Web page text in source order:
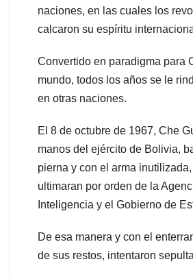
naciones, en las cuales los
calcaron su espíritu
Convertido en paradigma para
mundo, todos los años se le
en otras naciones.
El 8 de octubre de 1967, Che
manos del ejército de Bolivia,
pierna y con el arma
ultimaran por orden de la
Inteligencia y el Gobierno de
De esa manera y con el
de sus restos, intentaron